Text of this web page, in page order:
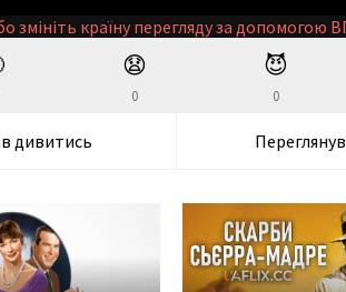
країну перегляду за допомогою
😧
0
😈
0
дивитись